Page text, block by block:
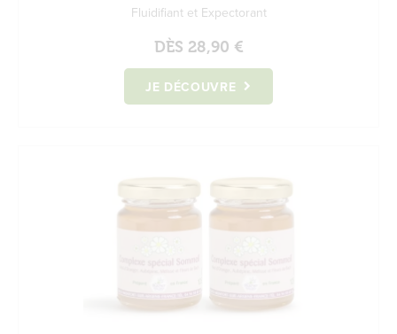
Fluidifiant et Expectorant
DÈS 28,90 €
JE DÉCOUVRE